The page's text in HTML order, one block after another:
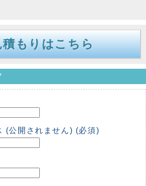
積もりはこちら
(公開されません) (必須)